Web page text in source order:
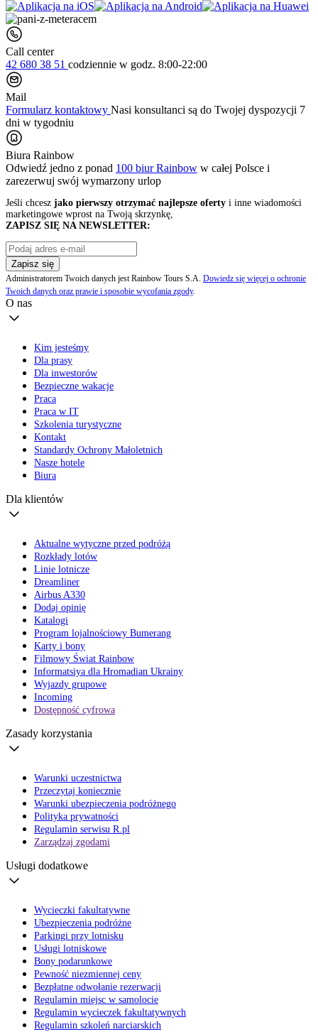
Call center
42 680 38 51 codziennie w godz. 8:00-22:00
Mail
Formularz kontaktowy Nasi konsultanci są do Twojej dyspozycji 7
dni w tygodniu
Biura Rainbow
Odwiedź jedno z ponad 100 biur Rainbow w całej Polsce i
zarezerwuj swój wymarzony urlop
Jeśli chcesz jako pierwszy otrzymać najlepsze oferty i inne wiadomości
marketingowe wprost na Twoją skrzynkę,
ZAPISZ SIĘ NA NEWSLETTER:
Zapisz się
Administratorem Twoich danych jest Rainbow Tours S.A. Dowiedz się więcej o ochronie
Twoich danych oraz prawie i sposobie wycofania zgody.
O nas
Kim jesteśmy
Dla prasy
Dla inwestorów
Bezpieczne wakacje
Praca
Praca w IT
Szkolenia turystyczne
Kontakt
Standardy Ochrony Małoletnich
Nasze hotele
Biura
Dla klientów
Aktualne wytyczne przed podróżą
Rozkłady lotów
Linie lotnicze
Dreamliner
Airbus A330
Dodaj opinię
Katalogi
Program lojalnościowy Bumerang
Karty i bony
Filmowy Świat Rainbow
Informatsiya dla Hromadian Ukrainy
Wyjazdy grupowe
Incoming
Dostępność cyfrowa
Zasady korzystania
Warunki uczestnictwa
Przeczytaj koniecznie
Warunki ubezpieczenia podróżnego
Polityka prywatności
Regulamin serwisu R.pl
Zarządzaj zgodami
Usługi dodatkowe
Wycieczki fakultatywne
Ubezpieczenia podróżne
Parkingi przy lotnisku
Usługi lotniskowe
Bony podarunkowe
Pewność niezmiennej ceny
Bezpłatne odwołanie rezerwacji
Regulamin miejsc w samolocie
Regulamin wycieczek fakultatywnych
Regulamin szkoleń narciarskich